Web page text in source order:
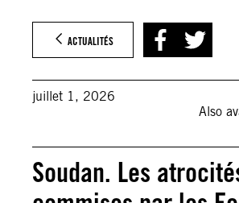
ACTUALITÉS
juillet 1, 2026
Also
Soudan. Les